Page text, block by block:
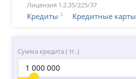
Лицензия 1.2.35/225/37
Кредиты 3 Кредитные карты
Сумма кредита ( тг. )